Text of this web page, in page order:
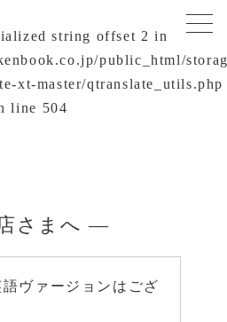
string offset 2 in
public_html/
xt-master/qtranslate_utils.php
line 504
さまへ —
ヴァージョンはござ